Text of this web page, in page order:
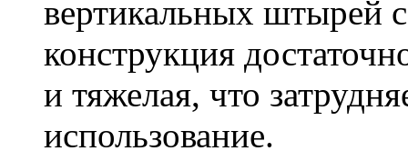
вертикальных штырей
конструкция
и тяжелая, что
использование.